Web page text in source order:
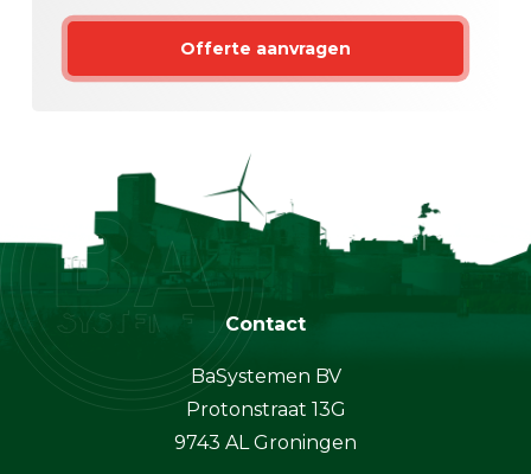
Offerte aanvragen
Contact
BaSystemen BV
Protonstraat 13G
9743 AL Groningen